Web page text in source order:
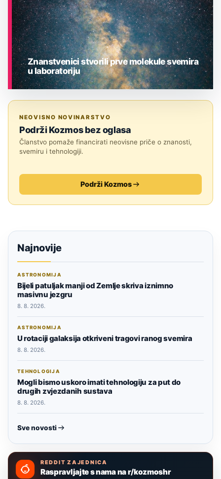
Znanstvenici stvorili prve molekule svemira
u laboratoriju
NEOVISNO NOVINARSTVO
Podrži Kozmos bez oglasa
Članstvo pomaže financirati neovisne priče o znanosti,
svemiru i tehnologiji.
Podrži Kozmos
Najnovije
ASTRONOMIJA
Bijeli patuljak manji od Zemlje skriva iznimno
masivnu jezgru
8. 8. 2026.
ASTRONOMIJA
U rotaciji galaksija otkriveni tragovi ranog svemira
8. 8. 2026.
TEHNOLOGIJA
Mogli bismo uskoro imati tehnologiju za put do
drugih zvjezdanih sustava
8. 8. 2026.
Sve novosti
REDDIT ZAJEDNICA
Raspravljajte s nama na r/kozmoshr